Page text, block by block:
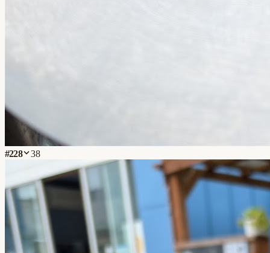
#228 38